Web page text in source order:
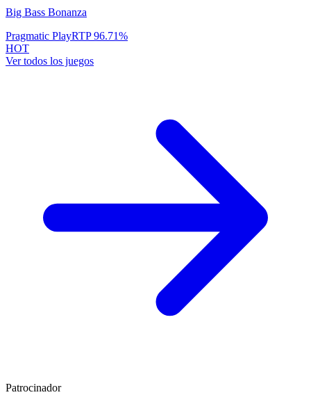
Big Bass Bonanza
Pragmatic PlayRTP96.71%
HOT
Ver todos los juegos
Patrocinador